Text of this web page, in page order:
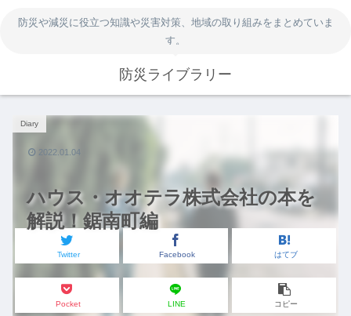
防災や減災に役立つ知識や災害対策、地域の取り組みをまとめていま
す。
防災ライブラリー
ハウス・オオテラ株式会社の本を
解説！鋸南町編
Diary
Twitter Facebook はてブ
Pocket LINE コピー
2022.01.04